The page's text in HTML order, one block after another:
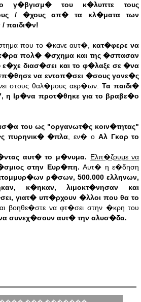
γ�βγισμ� του κ�λυπτε τους
/ �χους απ� τα κλ�ματα των
παιδι�ν!
που το �κανε αυτ�,
κατ�φερε να
πολ� �σχημα και της �σπασαν
διασ�σει και το φ�λαξε σε �να
να εντοπ�σει �σους γονε�ς
στους θαλ�μους αερ�ων.Τα παιδι�
η Ιρ�να προτ�θηκε για το βραβε�ο
του ως "οργανωτ�ς κοιν�τητας"
πυρηνικ� �πλα , εν� ο Αλ Γκορ το
αυτ� το μ�νυμα. Ελπ�ζουμε να
στην Ευρ�πη. Αυτ� η ε�δηση
ρ�σων, 500.000 ελληνων,
κ�ηκαν, λιμοκτ�νησαν και
γιατ� υπ�ρχουν �λλοι που θα το
βοηθε�στε να φτ�σει στην �κρη του
συνεχ�σουν αυτ� την αλυσ�δα.